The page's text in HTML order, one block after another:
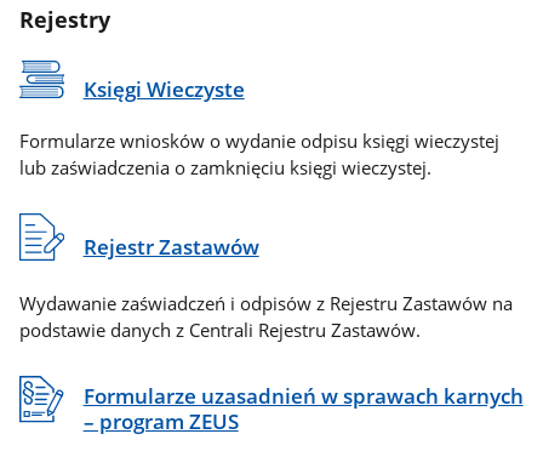
Rejestry
Księgi Wieczyste
Formularze wniosków o wydanie odpisu księgi wieczystej
lub zaświadczenia o zamknięciu księgi wieczystej.
Rejestr Zastawów
Wydawanie zaświadczeń i odpisów z Rejestru Zastawów na
podstawie danych z Centrali Rejestru Zastawów.
Formularze uzasadnień w sprawach karnych
– program ZEUS